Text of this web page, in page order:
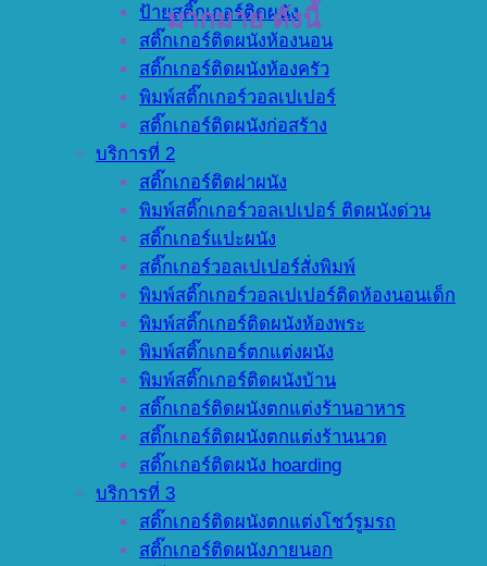
ป้ายสติ๊กเกอร์ติดผนัง
สติ๊กเกอร์ติดผนังห้องนอน
สติ๊กเกอร์ติดผนังห้องครัว
พิมพ์สติ๊กเกอร์วอลเปเปอร์
สติ๊กเกอร์ติดผนังก่อสร้าง
บริการที่ 2
สติ๊กเกอร์ติดฝาผนัง
พิมพ์สติ๊กเกอร์วอลเปเปอร์ ติดผนังด่วน
สติ๊กเกอร์แปะผนัง
สติ๊กเกอร์วอลเปเปอร์สั่งพิมพ์
พิมพ์สติ๊กเกอร์วอลเปเปอร์ติดห้องนอนเด็ก
พิมพ์สติ๊กเกอร์ติดผนังห้องพระ
พิมพ์สติ๊กเกอร์ตกแต่งผนัง
พิมพ์สติ๊กเกอร์ติดผนังบ้าน
สติ๊กเกอร์ติดผนังตกแต่งร้านอาหาร
สติ๊กเกอร์ติดผนังตกแต่งร้านนวด
สติ๊กเกอร์ติดผนัง hoarding
บริการที่ 3
สติ๊กเกอร์ติดผนังตกแต่งโชว์รูมรถ
สติ๊กเกอร์ติดผนังภายนอก
มากมาย ดังนี้